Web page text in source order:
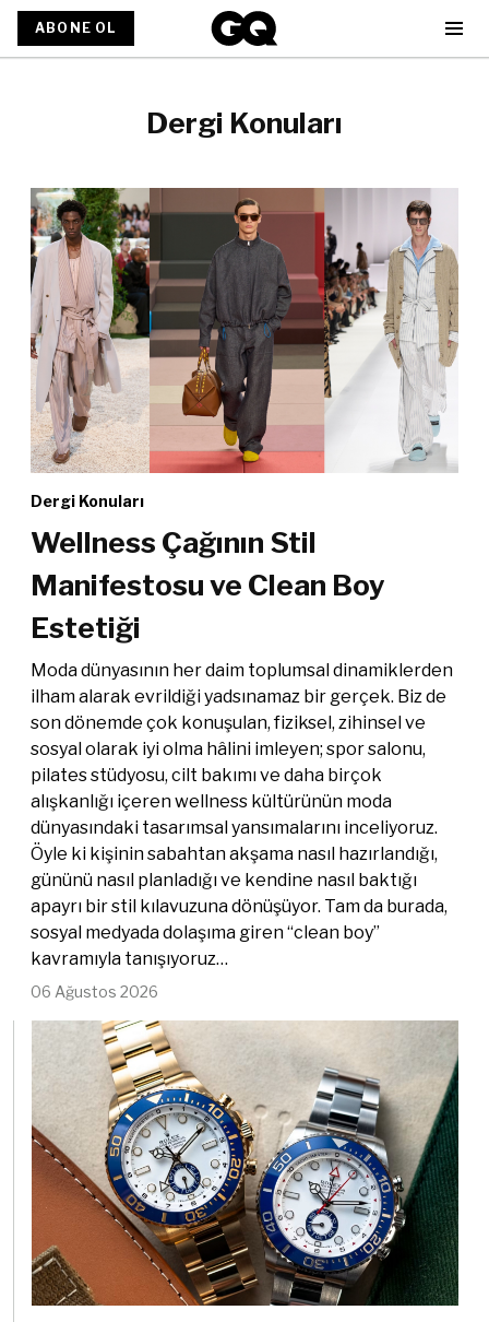
ABONE OL
Dergi Konuları
Dergi Konuları
Wellness Çağının Stil
Manifestosu ve Clean Boy
Estetiği
Moda dünyasının her daim toplumsal dinamiklerden
ilham alarak evrildiği yadsınamaz bir gerçek. Biz de
son dönemde çok konuşulan, fiziksel, zihinsel ve
sosyal olarak iyi olma hâlini imleyen; spor salonu,
pilates stüdyosu, cilt bakımı ve daha birçok
alışkanlığı içeren wellness kültürünün moda
dünyasındaki tasarımsal yansımalarını inceliyoruz.
Öyle ki kişinin sabahtan akşama nasıl hazırlandığı,
gününü nasıl planladığı ve kendine nasıl baktığı
apayrı bir stil kılavuzuna dönüşüyor. Tam da burada,
sosyal medyada dolaşıma giren “clean boy”
kavramıyla tanışıyoruz…
06 Ağustos 2026